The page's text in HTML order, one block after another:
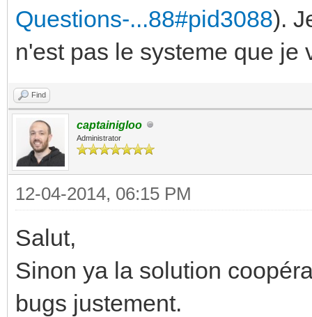
Questions-...88#pid3088).
n'est pas le systeme que je
Find
captainigloo
Administrator
12-04-2014, 06:15 PM
Salut,
Sinon ya la solution
bugs justement.